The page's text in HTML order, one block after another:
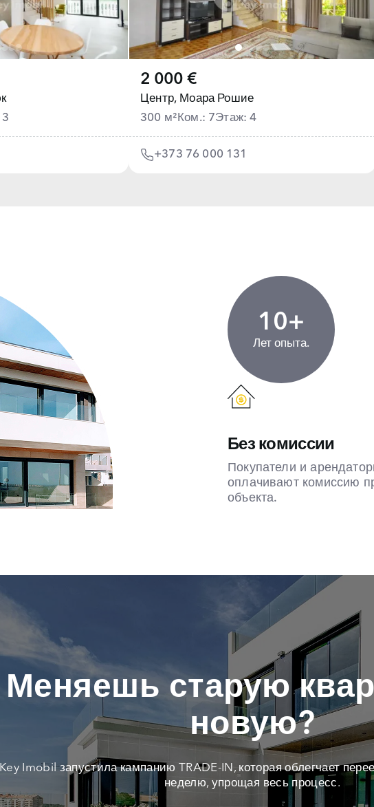
2 000 €
Центр, Моара Рошие
300 м² Ком.: 7Этаж: 4
+373 76 000 131
10+
Лет опыта.
Без комиссии
Покупатели и
оплачивают комиссию
объекта.
Меняешь старую
новую?
Imobil запустила кампанию TRADE-IN, которая облегчает
неделю, упрощая весь процесс.